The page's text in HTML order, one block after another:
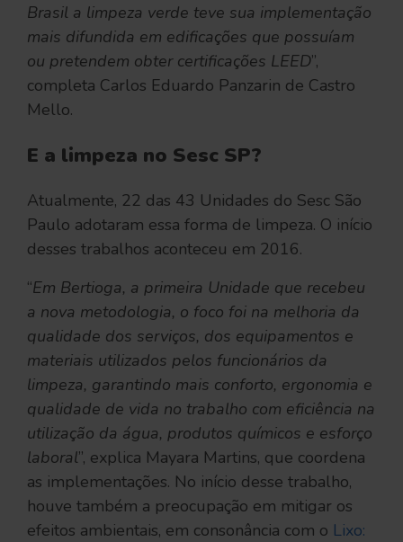
Brasil a limpeza verde teve sua implementação
mais difundida em edificações que possuíam
ou pretendem obter certificações LEED”,
completa Carlos Eduardo Panzarin de Castro
Mello.
E a limpeza no Sesc SP?
Atualmente, 22 das 43 Unidades do Sesc São
Paulo adotaram essa forma de limpeza. O início
desses trabalhos aconteceu em 2016.
“Em Bertioga, a primeira Unidade que recebeu
a nova metodologia, o foco foi na melhoria da
qualidade dos serviços, dos equipamentos e
materiais utilizados pelos funcionários da
limpeza, garantindo mais conforto, ergonomia e
qualidade de vida no trabalho com eficiência na
utilização da água, produtos químicos e esforço
laboral”, explica Mayara Martins, que coordena
as implementações. No início desse trabalho,
houve também a preocupação em mitigar os
efeitos ambientais, em consonância com o Lixo: